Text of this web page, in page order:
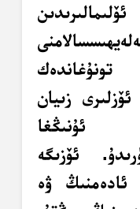
ئۆزلىرى زىيان
ئۇنىڭغا
ئۆزىگە
ئادەمنىڭ ۋە